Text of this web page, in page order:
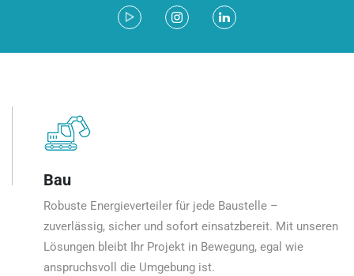
Bau
Robuste Energieverteiler für jede Baustelle –
zuverlässig, sicher und sofort einsatzbereit. Mit unseren
Lösungen bleibt Ihr Projekt in Bewegung, egal wie
anspruchsvoll die Umgebung ist.